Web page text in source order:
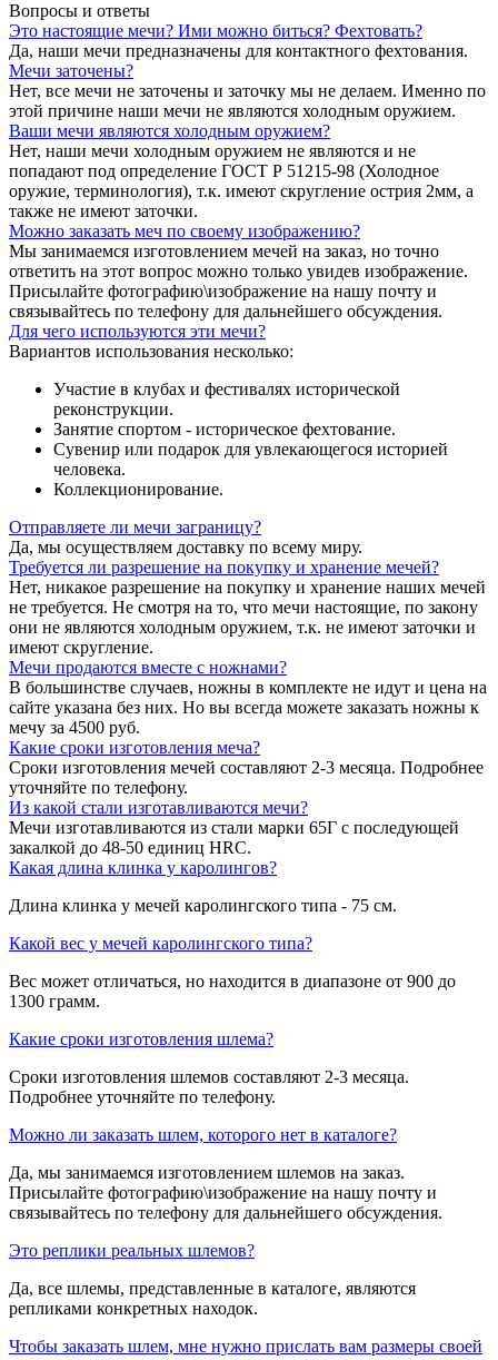
Вопросы и ответы
Это настоящие мечи? Ими можно биться? Фехтовать?
Да, наши мечи предназначены для контактного фехтования.
Мечи заточены?
Нет, все мечи не заточены и заточку мы не делаем. Именно по
этой причине наши мечи не являются холодным оружием.
Ваши мечи являются холодным оружием?
Нет, наши мечи холодным оружием не являются и не
попадают под определение ГОСТ Р 51215-98 (Холодное
оружие, терминология), т.к. имеют скругление острия 2мм, а
также не имеют заточки.
Можно заказать меч по своему изображению?
Мы занимаемся изготовлением мечей на заказ, но точно
ответить на этот вопрос можно только увидев изображение.
Присылайте фотографию\изображение на нашу почту и
связывайтесь по телефону для дальнейшего обсуждения.
Для чего используются эти мечи?
Вариантов использования несколько:
Участие в клубах и фестивалях исторической
реконструкции.
Занятие спортом - историческое фехтование.
Сувенир или подарок для увлекающегося историей
человека.
Коллекционирование.
Отправляете ли мечи заграницу?
Да, мы осуществляем доставку по всему миру.
Требуется ли разрешение на покупку и хранение мечей?
Нет, никакое разрешение на покупку и хранение наших мечей
не требуется. Не смотря на то, что мечи настоящие, по закону
они не являются холодным оружием, т.к. не имеют заточки и
имеют скругление.
Мечи продаются вместе с ножнами?
В большинстве случаев, ножны в комплекте не идут и цена на
сайте указана без них. Но вы всегда можете заказать ножны к
мечу за 4500 руб.
Какие сроки изготовления меча?
Сроки изготовления мечей составляют 2-3 месяца. Подробнее
уточняйте по телефону.
Из какой стали изготавливаются мечи?
Мечи изготавливаются из стали марки 65Г с последующей
закалкой до 48-50 единиц HRC.
Какая длина клинка у каролингов?
Длина клинка у мечей каролингского типа - 75 см.
Какой вес у мечей каролингского типа?
Вес может отличаться, но находится в диапазоне от 900 до
1300 грамм.
Какие сроки изготовления шлема?
Сроки изготовления шлемов составляют 2-3 месяца.
Подробнее уточняйте по телефону.
Можно ли заказать шлем, которого нет в каталоге?
Да, мы занимаемся изготовлением шлемов на заказ.
Присылайте фотографию\изображение на нашу почту и
связывайтесь по телефону для дальнейшего обсуждения.
Это реплики реальных шлемов?
Да, все шлемы, представленные в каталоге, являются
репликами конкретных находок.
Чтобы заказать шлем, мне нужно прислать вам размеры своей